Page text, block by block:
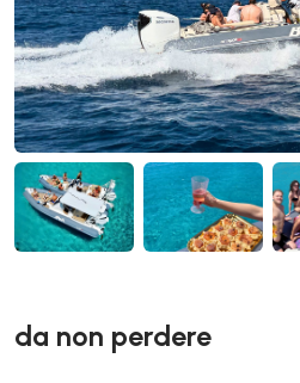
da non perdere